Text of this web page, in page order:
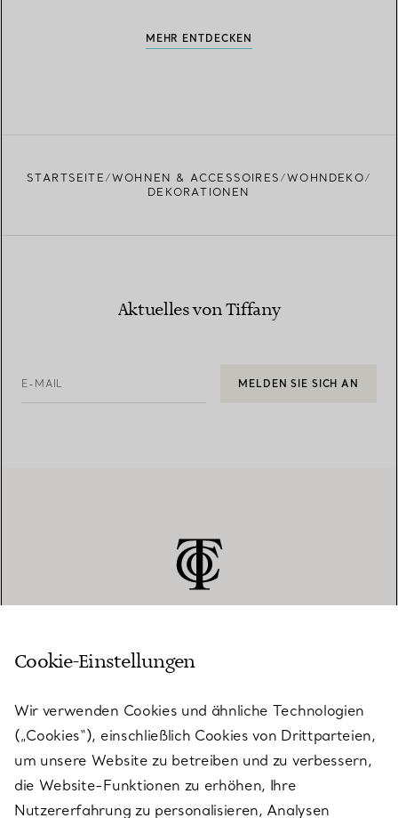
MEHR ENTDECKEN
STARTSEITE WOHNEN & ACCESSOIRES
WOHNDEKO
DEKORATIONEN
Aktuelles von Tiffany
E-MAIL MELDEN SIE SICH AN
KUNDENSERVICE
SERVICES
ÜBER TIFFANY & CO.
Cookie-Einstellungen
Wir verwenden Cookies und ähnliche Technologien
(„Cookies“), einschließlich Cookies von Drittparteien,
um unsere Website zu betreiben und zu verbessern,
die Website-Funktionen zu erhöhen, Ihre
Nutzererfahrung zu personalisieren, Analysen